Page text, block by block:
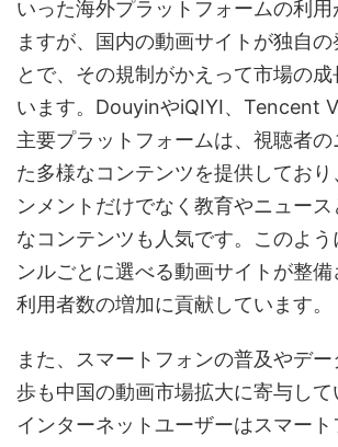
いった海外プラットフォームの利
ますが、国内の動画サイトが独自の
とで、その規制がかえって市場の
います。DouyinやiQIYI、Tencent
主要プラットフォームは、視聴者
た多様なコンテンツを提供しており
ンメントだけでなく教育やニュー
なコンテンツも人気です。このよう
ンルごとに選べる動画サイトが整備
利用者数の増加に貢献しています。
また、スマートフォンの普及やデ
歩も中国の動画市場拡大に寄与し
インターネットユーザーはスマー